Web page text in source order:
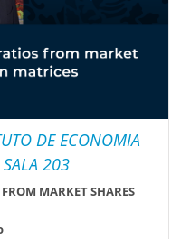
DE ECONOMIA
203
MARKET SHARES